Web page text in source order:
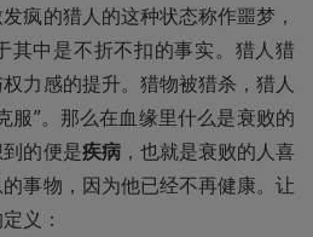
疯的猎人的这种状态称作噩梦，
其中是不折不扣的事实。猎人猎
力感的提升。猎物被猎杀，猎人
服”。那么在血缘里什么是衰败的
的便是疾病，也就是衰败的人喜
事物，因为他已经不再健康。让
义：